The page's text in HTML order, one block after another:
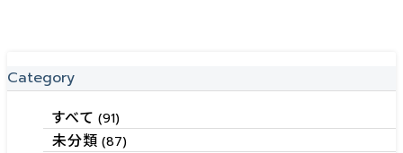
Category
すべて(91)
未分類(87)